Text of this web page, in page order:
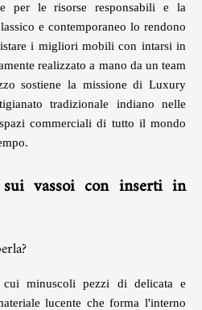
per le risorse responsabili e la
e contemporaneo lo rendono
i migliori mobili con intarsi in
realizzato a mano da un team
sostiene la missione di Luxury
tradizionale indiano nelle
commerciali di tutto il mondo
sui vassoi con inserti in
minuscoli pezzi di delicata e
lucente che forma l'interno